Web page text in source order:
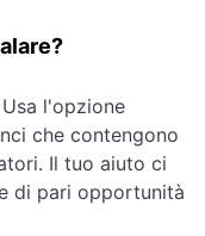
Usa l'opzione
che contengono
Il tuo aiuto ci
di pari opportunità